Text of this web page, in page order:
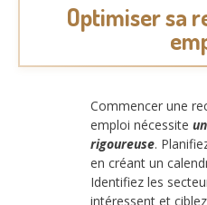
Optimiser sa
Commencer une
emploi nécessite
rigoureuse.
en créant un
Identifiez les
intéressent et